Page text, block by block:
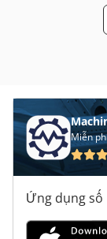
Miễn
Ứng dụng số